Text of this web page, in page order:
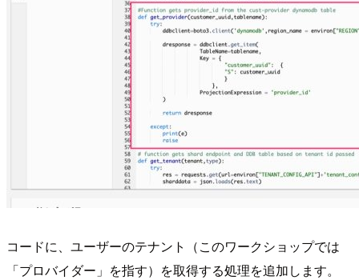
コードに、ユーザーのテナント（このワークショップでは
「プロバイダー」を指す）を取得する処理を追加します。